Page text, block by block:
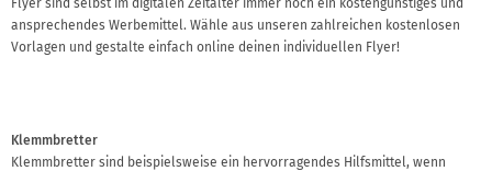
ansprechendes Werbemittel. Wähle aus unseren zahlreichen kostenlosen
Vorlagen und gestalte einfach online deinen individuellen Flyer!
Klemmbretter
Klemmbretter sind beispielsweise ein hervorragendes Hilfsmittel, wenn